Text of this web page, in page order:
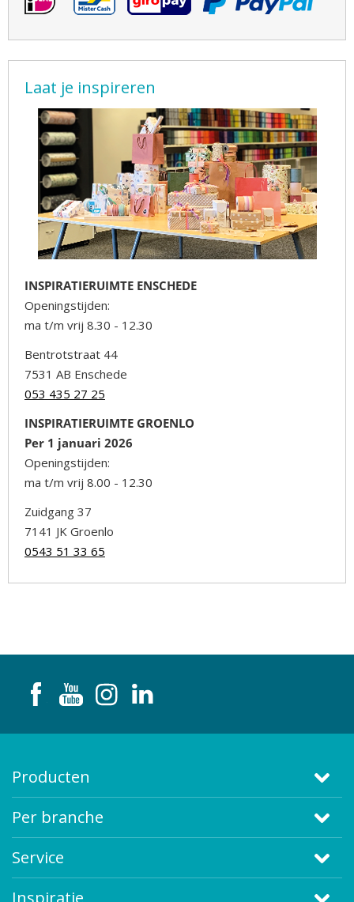
Laat je inspireren
INSPIRATIERUIMTE ENSCHEDE
Openingstijden:
ma t/m vrij 8.30 - 12.30
Bentrotstraat 44
7531 AB Enschede
053 435 27 25
INSPIRATIERUIMTE GROENLO
Per 1 januari 2026
Openingstijden:
ma t/m vrij 8.00 - 12.30
Zuidgang 37
7141 JK Groenlo
0543 51 33 65
Producten
Per branche
Service
Inspiratie